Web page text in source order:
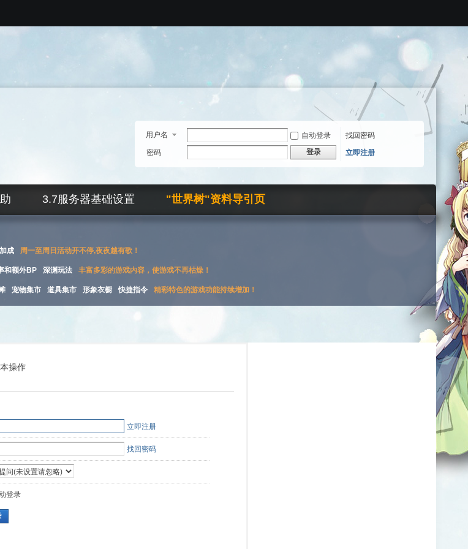
用户名 自动登录
找回密码
密码
登录 立即注册
3.7服务器基础设置 "世界树"资料导引页
成 周一至周日活动开不停,夜夜越有歌！
和额外BP 深渊玩法 丰富多彩的游戏内容，使游戏不再枯燥！
宠物集市 道具集市 形象衣橱 快捷指令 精彩特色的游戏功能持续增加！
操作
立即注册
找回密码
登录